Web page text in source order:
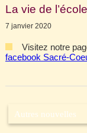
La vie de l’école
7 janvier 2020
Visitez notre
facebook Sacré-
Autres nouvelles